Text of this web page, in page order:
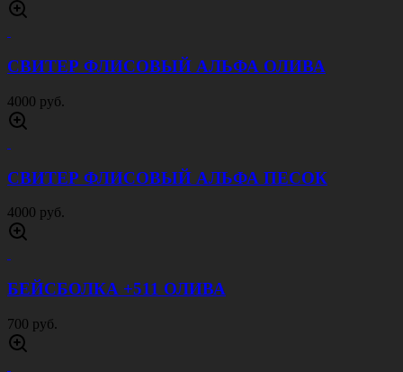
СВИТЕР ФЛИСОВЫЙ АЛЬФА ОЛИВА
4000 руб.
СВИТЕР ФЛИСОВЫЙ АЛЬФА ПЕСОК
4000 руб.
БЕЙСБОЛКА +511 ОЛИВА
700 руб.